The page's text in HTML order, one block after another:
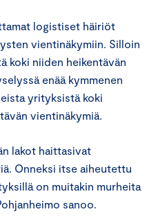
logistiset häiriöt
vientinäkymiin. Silloin
koki niiden heikentävän
enää kymmenen
yrityksistä koki
vientinäkymiä.
lakot haittasivat
Onneksi itse aiheutettu
on muitakin murheita
sanoo.